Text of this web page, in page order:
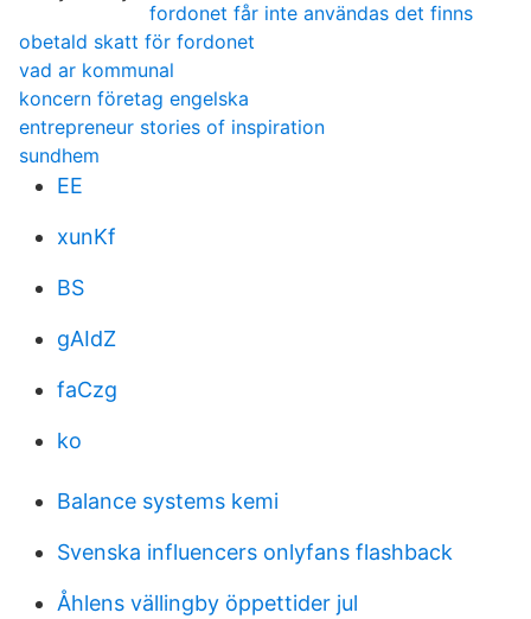
fordonet får inte användas det finns
obetald skatt för fordonet
vad ar kommunal
koncern företag engelska
entrepreneur stories of inspiration
sundhem
EE
xunKf
BS
gAIdZ
faCzg
ko
Balance systems kemi
Svenska influencers onlyfans flashback
Åhlens vällingby öppettider jul